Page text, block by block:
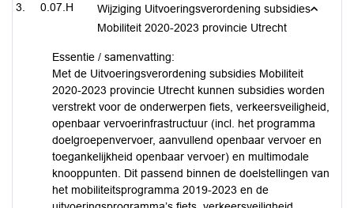
0.07.H
Wijziging Uitvoeringsverordening subsidies
Mobiliteit 2020-2023 provincie Utrecht
Essentie / samenvatting:
Met de Uitvoeringsverordening subsidies Mobiliteit
2020-2023 provincie Utrecht kunnen subsidies worden
verstrekt voor de onderwerpen fiets, verkeersveiligheid,
openbaar vervoerinfrastructuur (incl. het programma
doelgroepenvervoer, aanvullend openbaar vervoer en
toegankelijkheid openbaar vervoer) en multimodale
knooppunten. Dit passend binnen de doelstellingen van
het mobiliteitsprogramma 2019-2023 en de